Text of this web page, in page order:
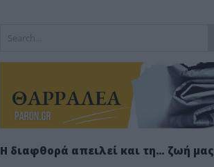
Η διαφθορά απειλεί και τη… ζωή μας